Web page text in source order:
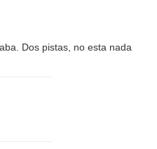
Dos pistas, no esta nada